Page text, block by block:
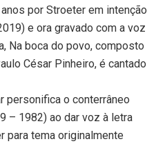
por Stroeter em intenção
e ora gravado com a voz
Na boca do povo, composto
César Pinheiro, é cantado
personifica o conterrâneo
– 1982) ao dar voz à letra
para tema originalmente